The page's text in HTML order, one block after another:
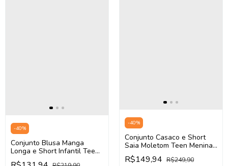
-40%
Conjunto Blusa Manga
Longa e Short Infantil Teen
Menina Nina Go! 2261026
-40%
Conjunto Casaco e Short
Saia Moletom Teen Menina
Nina Go! 2261037 (Azul)
R$149,94 R$249,90